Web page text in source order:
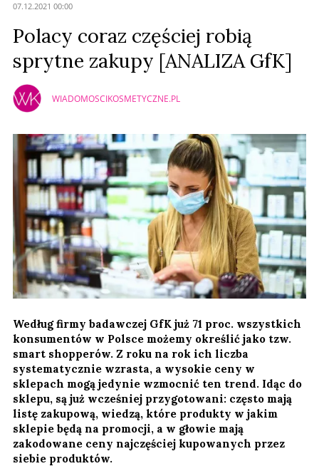
07.12.2021 00:00
Polacy coraz częściej robią
sprytne zakupy [ANALIZA GfK]
WIADOMOSCIKOSMETYCZNE.PL
Według firmy badawczej GfK już 71 proc. wszystkich
konsumentów w Polsce możemy określić jako tzw.
smart shopperów. Z roku na rok ich liczba
systematycznie wzrasta, a wysokie ceny w
sklepach mogą jedynie wzmocnić ten trend. Idąc do
sklepu, są już wcześniej przygotowani: często mają
listę zakupową, wiedzą, które produkty w jakim
sklepie będą na promocji, a w głowie mają
zakodowane ceny najczęściej kupowanych przez
siebie produktów.